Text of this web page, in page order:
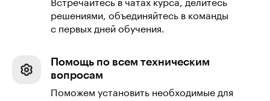
Встречайтесь в чатах курса, делитесь
решениями, объединяйтесь в команды
с первых дней обучения.
Помощь по всем техническим
вопросам
Поможем установить необходимые для